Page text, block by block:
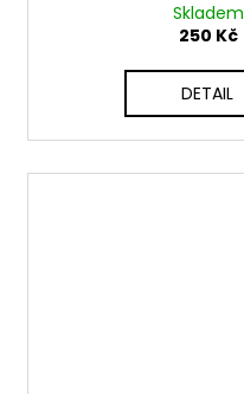
Skladem
250 Kč
DETAIL